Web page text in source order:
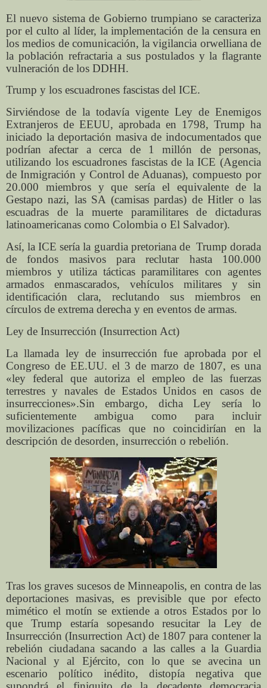
El nuevo sistema de Gobierno trumpiano se caracteriza
por el culto al líder, la implementación de la censura en
los medios de comunicación, la vigilancia orwelliana de
la población refractaria a sus postulados y la flagrante
vulneración de los DDHH.
Trump y los escuadrones fascistas del ICE.
Sirviéndose de la todavía vigente Ley de Enemigos
Extranjeros de EEUU, aprobada en 1798, Trump ha
iniciado la deportación masiva de indocumentados que
podrían afectar a cerca de 1 millón de personas,
utilizando los escuadrones fascistas de la ICE (Agencia
de Inmigración y Control de Aduanas), compuesto por
20.000 miembros y que sería el equivalente de la
Gestapo nazi, las SA (camisas pardas) de Hitler o las
escuadras de la muerte paramilitares de dictaduras
latinoamericanas como Colombia o El Salvador).
Así, la ICE sería la guardia pretoriana de Trump dorada
de fondos masivos para reclutar hasta 100.000
miembros y utiliza tácticas paramilitares con agentes
armados enmascarados, vehículos militares y sin
identificación clara, reclutando sus miembros en
círculos de extrema derecha y en eventos de armas.
Ley de Insurrección (Insurrection Act)
La llamada ley de insurrección fue aprobada por el
Congreso de EE.UU. el 3 de marzo de 1807, es una
«ley federal que autoriza el empleo de las fuerzas
terrestres y navales de Estados Unidos en casos de
insurrecciones».Sin embargo, dicha Ley sería lo
suficientemente ambigua como para incluir
movilizaciones pacíficas que no coincidirían en la
descripción de desorden, insurrección o rebelión.
Tras los graves sucesos de Minneapolis, en contra de las
deportaciones masivas, es previsible que por efecto
mimético el motín se extiende a otros Estados por lo
que Trump estaría sopesando resucitar la Ley de
Insurrección (Insurrection Act) de 1807 para contener la
rebelión ciudadana sacando a las calles a la Guardia
Nacional y al Ejército, con lo que se avecina un
escenario político inédito, distopía negativa que